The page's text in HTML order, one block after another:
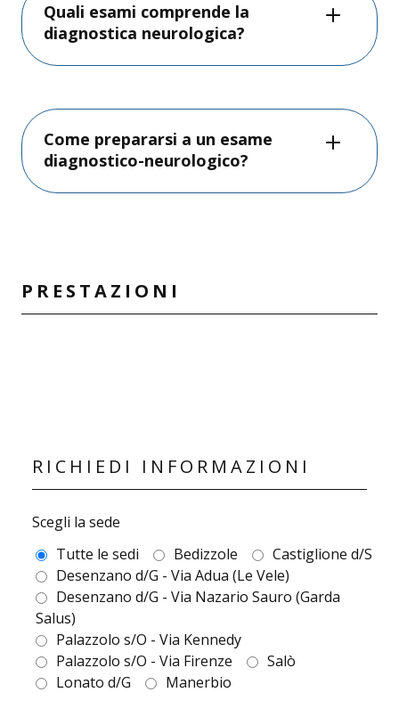
Quali esami comprende la
diagnostica neurologica?
Come prepararsi a un esame
diagnostico-neurologico?
PRESTAZIONI
RICHIEDI INFORMAZIONI
Scegli la sede
Tutte le sedi
Bedizzole
Castiglione d/S
Desenzano d/G - Via Adua (Le Vele)
Desenzano d/G - Via Nazario Sauro (Garda
Salus)
Palazzolo s/O - Via Kennedy
Palazzolo s/O - Via Firenze
Salò
Lonato d/G
Manerbio